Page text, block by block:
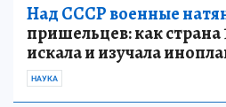
Над СССР военные
пришельцев: как страна
искала и изучала
НАУКА